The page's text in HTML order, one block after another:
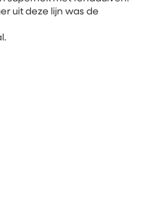
uit deze lijn was de